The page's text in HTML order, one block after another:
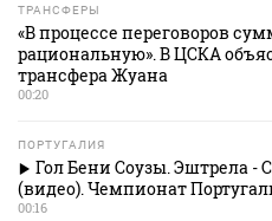
ТРАНСФЕРЫ
«В процессе переговоров
рациональную». В ЦСКА
трансфера Жуана
00:20
ПОРТУГАЛИЯ
Гол Бени Соузы. Эштрела -
(видео). Чемпионат
00:16